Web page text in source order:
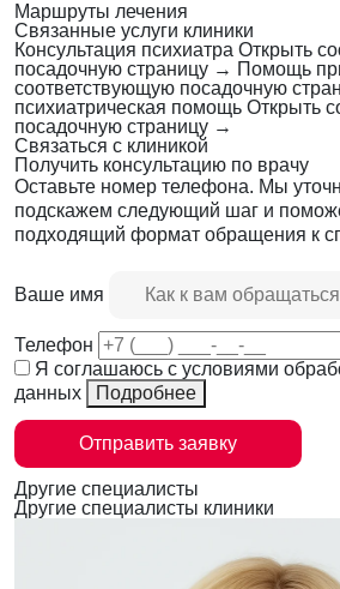
Маршруты лечения
Связанные услуги клиники
Консультация психиатра Открыть
посадочную страницу → Помощь
соответствующую посадочную
психиатрическая помощь Открыть
посадочную страницу →
Связаться с клиникой
Получить консультацию по врачу
Оставьте номер телефона. Мы
подскажем следующий шаг и
подходящий формат обращения к
Ваше имя
Телефон
Я соглашаюсь с условиями
данных
Подробнее
Отправить заявку
Другие специалисты
Другие специалисты клиники